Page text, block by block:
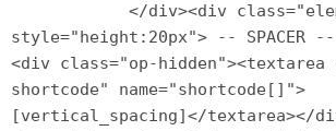
style="height:20px"> -- SPACER
<div class="op-
shortcode" name="shortcode[]">
[vertical_spacing]</textarea></